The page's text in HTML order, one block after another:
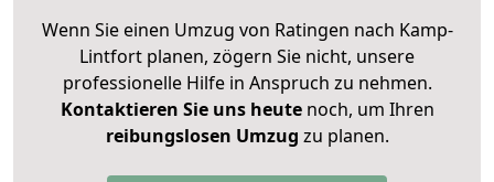
Wenn Sie einen Umzug von Ratingen nach Kamp-
Lintfort planen, zögern Sie nicht, unsere
professionelle Hilfe in Anspruch zu nehmen.
Kontaktieren Sie uns heutenoch, um Ihren
reibungslosen Umzug zu planen.